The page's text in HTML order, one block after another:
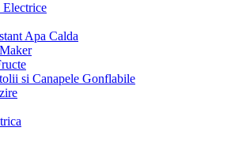
Electrice
Apa Calda
si Canapele Gonflabile